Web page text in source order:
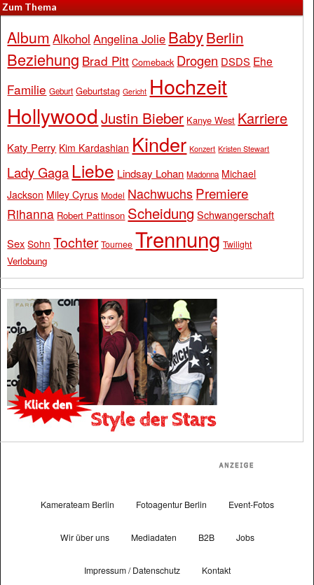
Zum Thema
Album Alkohol Angelina Jolie BabyBerlin
Beziehung Brad Pitt Comeback Drogen DSDS Ehe
Familie Geburt Geburtstag Gericht Hochzeit
Hollywood Justin Bieber Kanye West Karriere
Katy Perry Kim Kardashian Kinder Konzert Kristen Stewart
Lady Gaga Liebe Lindsay Lohan Madonna Michael
Jackson Miley Cyrus Model Nachwuchs Premiere
Rihanna Robert Pattinson Scheidung Schwangerschaft
Sex Sohn Tochter Tournee Trennung Twilight
Verlobung
Kamerateam Berlin Fotoagentur Berlin Event-Fotos
Wir über uns Mediadaten B2B Jobs
Impressum / Datenschutz Kontakt